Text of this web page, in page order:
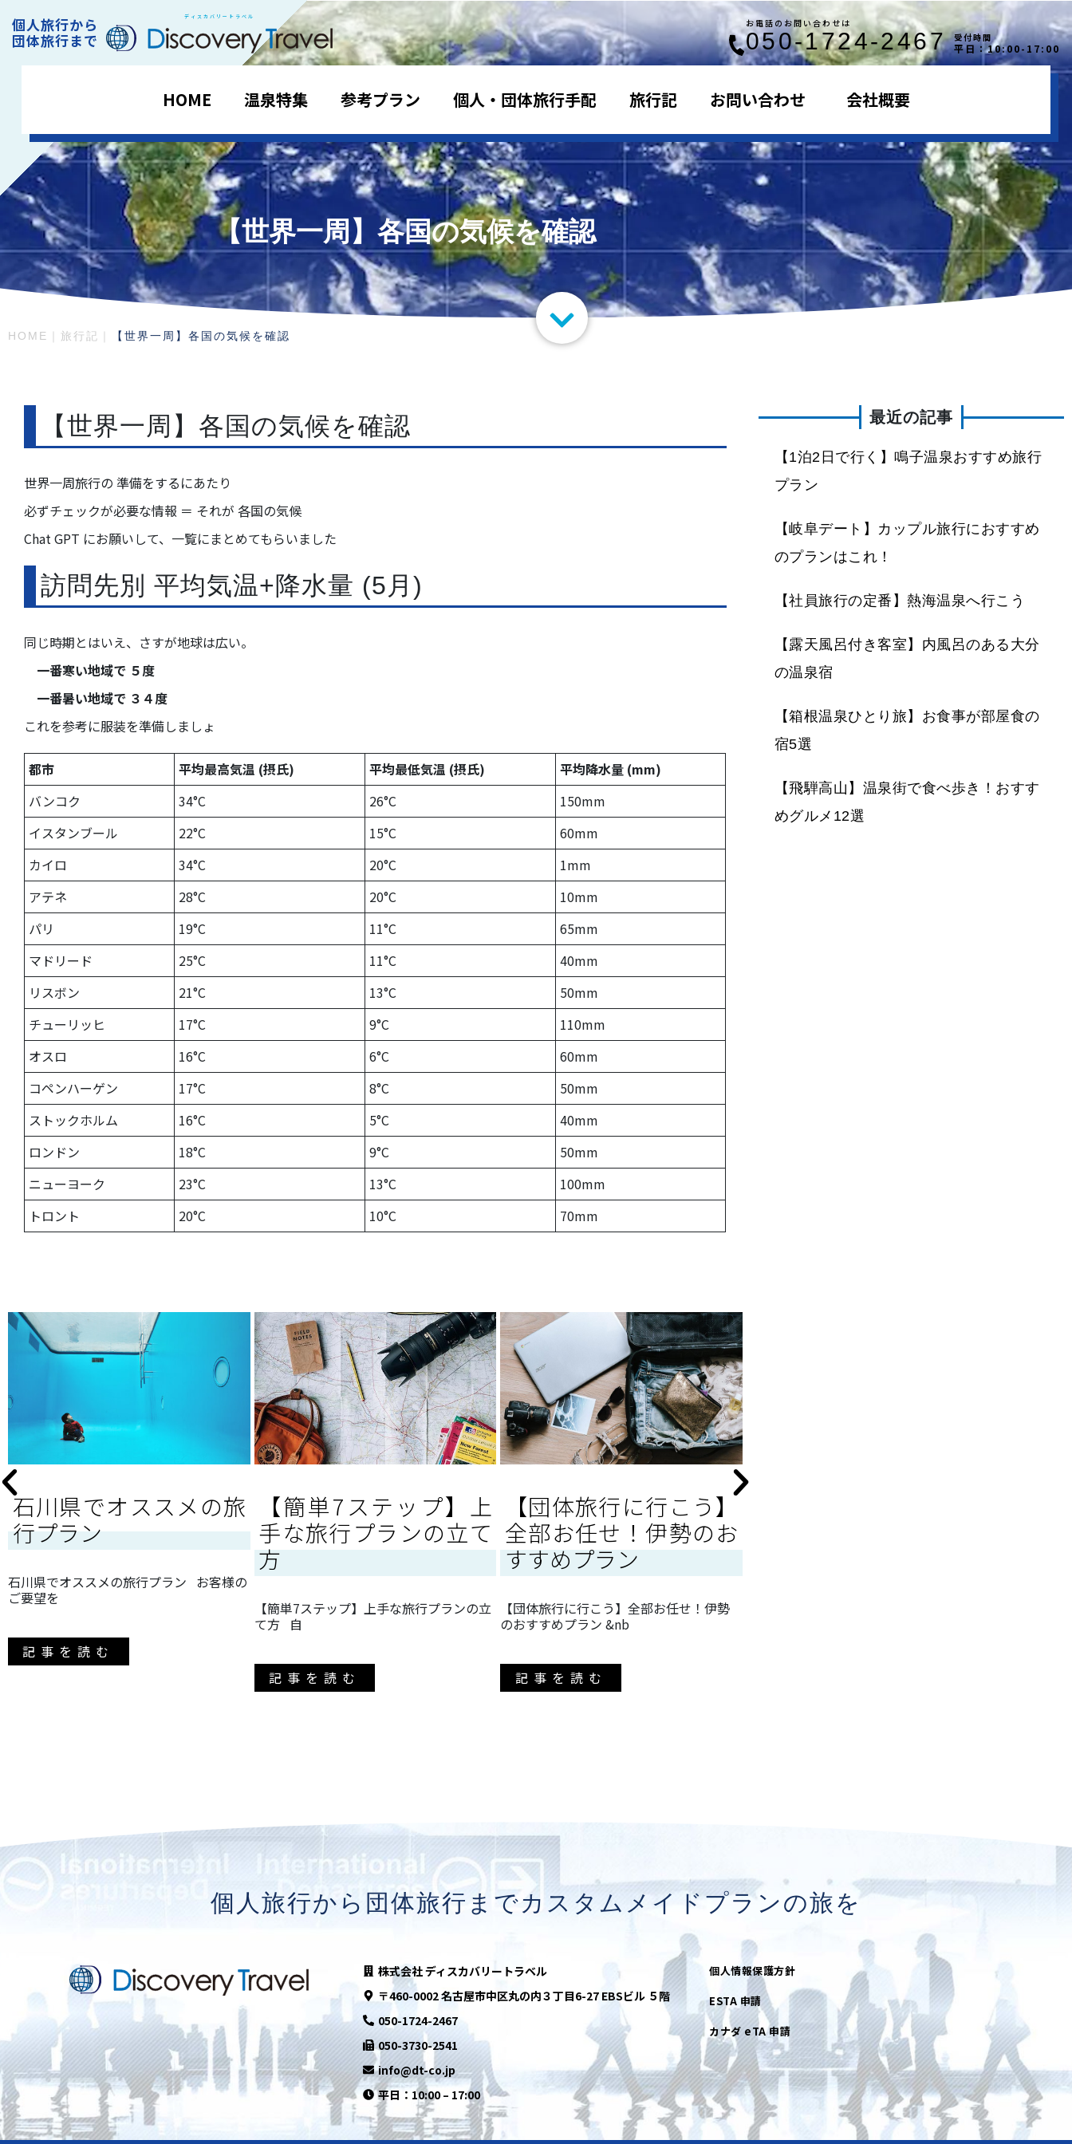
個人旅行から
団体旅行まで
ディスカバリートラベル
DiscoveryTravel お電話のお問い合わせは
050-1724-2467 受付時間
平日：10:00-17:00
HOME 温泉特集 参考プラン 個人・団体旅行手配 旅行記 お問い合わせ 会社概要
【世界一周】各国の気候を確認
HOME 旅行記 【世界一周】各国の気候を確認
【世界一周】各国の気候を確認
世界一周旅行の 準備をするにあたり
必ずチェックが必要な情報 ＝ それが 各国の気候
Chat GPT にお願いして、一覧にまとめてもらいました
訪問先別 平均気温+降水量 (5月)
同じ時期とはいえ、さすが地球は広い。
一番寒い地域で ５度
一番暑い地域で ３４度
これを参考に服装を準備しましょ
都市 平均最高気温 (摂氏) 平均最低気温 (摂氏)
平均降水量 (mm)
バンコク
34°C 26°C
150mm
イスタンブール
22°C 15°C
60mm
カイロ
34°C 20°C
1mm
アテネ
28°C 20°C
10mm
パリ
19°C 11°C
65mm
マドリード
25°C 11°C
40mm
リスボン
21°C 13°C
50mm
チューリッヒ
17°C 9°C
110mm
オスロ
16°C 6°C
60mm
コペンハーゲン
17°C 8°C
50mm
ストックホルム
16°C 5°C
40mm
ロンドン
18°C 9°C
50mm
ニューヨーク
23°C 13°C
100mm
トロント
20°C 10°C 70mm
石川県でオススメの旅
行プラン
石川県でオススメの旅行プラン お客様の
ご要望を
記事を読む
【簡単7ステップ】上
手な旅行プランの立て
方
【簡単7ステップ】上手な旅行プランの立
て方 自
記事を読む
【団体旅行に行こう】
全部お任せ！伊勢のお
すすめプラン
【団体旅行に行こう】全部お任せ！伊勢
のおすすめプラン &nb
記事を読む
最近の記事
【1泊2日で行く】鳴子温泉おすすめ旅行
プラン
【岐阜デート】カップル旅行におすすめ
のプランはこれ！
【社員旅行の定番】熱海温泉へ行こう
【露天風呂付き客室】内風呂のある大分
の温泉宿
【箱根温泉ひとり旅】お食事が部屋食の
宿5選
【飛騨高山】温泉街で食べ歩き！おすす
めグルメ12選
個人旅行から団体旅行までカスタムメイドプランの旅を
株式会社 ディスカバリートラベル
〒460-0002名古屋市中区丸の内３丁目6-27 EBSビル ５階
050-1724-2467
050-3730-2541
info@dt-co.jp
平日：10:00 – 17:00
個人情報保護方針
ESTA 申請
カナダ eTA 申請